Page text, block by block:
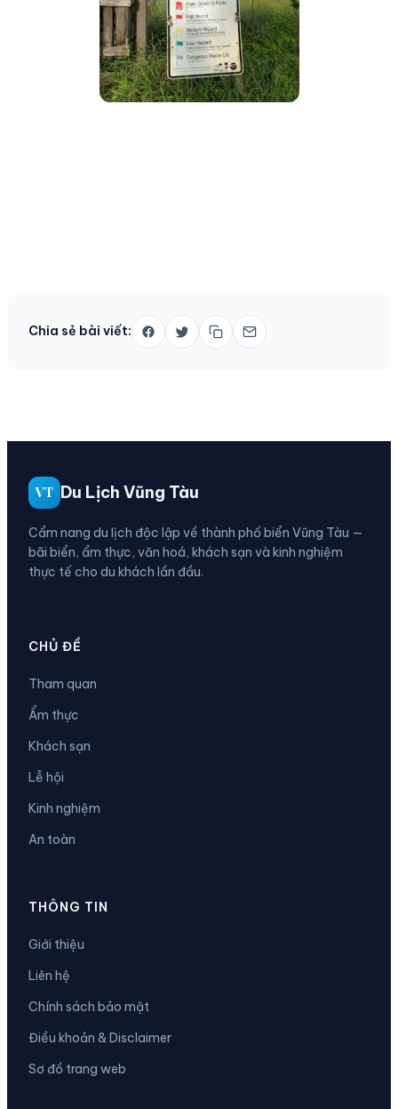
Chia sẻ bài viết:
VT Du Lịch Vũng Tàu
Cẩm nang du lịch độc lập về thành phố biển Vũng Tàu —
bãi biển, ẩm thực, văn hoá, khách sạn và kinh nghiệm
thực tế cho du khách lần đầu.
CHỦ ĐỀ
Tham quan
Ẩm thực
Khách sạn
Lễ hội
Kinh nghiệm
An toàn
THÔNG TIN
Giới thiệu
Liên hệ
Chính sách bảo mật
Điều khoản & Disclaimer
Sơ đồ trang web